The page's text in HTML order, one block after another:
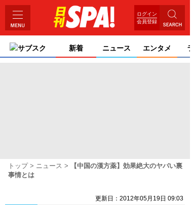
ログイン
会員登録
サブスク 新着 ニュース エンタメ
トップ ニュース
【中国の漢方薬】効果絶大のヤバい裏
事情とは
更新日：2012年05月19日 09:03